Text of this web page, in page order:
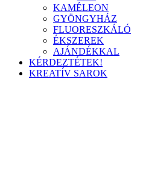
KAMÉLEON
GYÖNGYHÁZ
FLUORESZKÁLÓ
ÉKSZEREK
AJÁNDÉKKAL
KÉRDEZTÉTEK!
KREATÍV SAROK